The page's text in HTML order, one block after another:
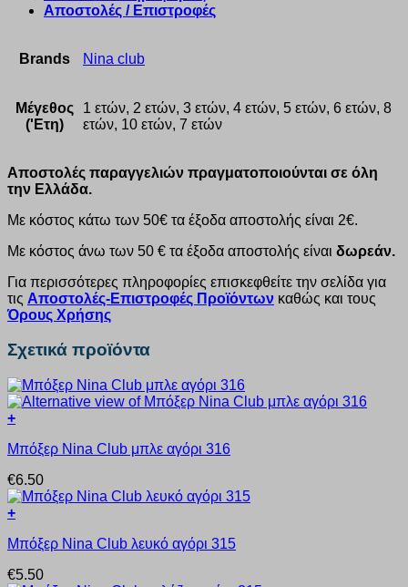
Αποστολές / Επιστροφές
Brands Nina club
Μέγεθος
('Ετη)
1 ετών, 2 ετών, 3 ετών, 4 ετών, 5 ετών, 6 ετών, 8
ετών, 10 ετών, 7 ετών
Αποστολές παραγγελιών πραγματοποιούνται σε όλη
την Ελλάδα.
Με κόστος κάτω των 50€ τα έξοδα αποστολής είναι 2€.
Με κόστος άνω των 50 € τα έξοδα αποστολής είναι δωρεάν.
Για περισσότερες πληροφορίες επισκεφθείτε την σελίδα για
τις Αποστολές-Επιστροφές Προϊόντων καθώς και τους
Όρους Χρήσης
Σχετικά προϊόντα
+
το
έχει
πολλαπλές
παραλλαγές.
επιλογές
να
Μπόξερ Nina Club μπλε αγόρι 316
€6.50
+
το
έχει
Μπόξερ Nina Club λευκό αγόρι 315
€5.50